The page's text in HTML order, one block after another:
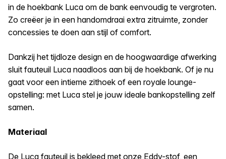
in de hoekbank Luca om de bank eenvoudig te vergroten.
Zo creëer je in een handomdraai extra zitruimte, zonder
concessies te doen aan stijl of comfort.
Dankzij het tijdloze design en de hoogwaardige afwerking
sluit fauteuil Luca naadloos aan bij de hoekbank. Of je nu
gaat voor een intieme zithoek of een royale lounge-
opstelling: met Luca stel je jouw ideale bankopstelling zelf
samen.
Materiaal
De Luca fauteuil is bekleed met onze Eddy-stof, een